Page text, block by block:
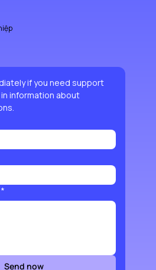
if you need support
information about
*
Send now